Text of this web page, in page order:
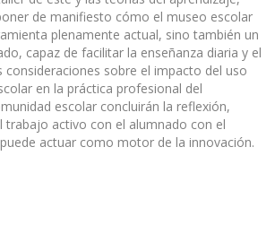
de manifiesto cómo el museo escolar
plenamente actual, sino también un
capaz de facilitar la enseñanza diaria y el
consideraciones sobre el impacto del uso
en la práctica profesional del
escolar concluirán la reflexión,
activo con el alumnado con el
actuar como motor de la innovación.